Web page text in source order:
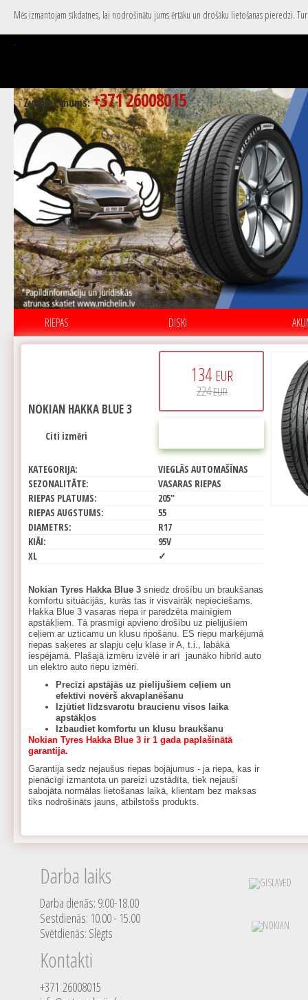
Mēs izmantojam sīkdatnes, lai nodrošinātu jums ērtāku un drošāku lietošanas pieredzi.
Zvaniet mums:+371 26008015
RIEPAS DISKI
134 EUR
224EUR
NOKIAN HAKKA BLUE 3
Citi izmēri
KATEGORIJA:
VIEGLĀS AUTOMAŠĪNAS
SEZONALITĀTE:
VASARAS RIEPAS
RIEPAS PLATUMS:
205"
RIEPAS AUGSTUMS:
55
DIAMETRS:
R17
KIĀI:
95V
XL
✓
Nokian Tyres Hakka Blue 3 sniedz drošību un braukšanas
komfortu situācijās, kurās tas ir visvairāk nepieciešams.
Hakka Blue 3 vasaras riepa ir paredzēta mainīgiem
apstākļiem. Tā prasmīgi apvieno drošību uz pielijušiem
ceļiem ar uzticamu un klusu ripošanu. ES riepu marķējumā
riepas saķeres ar slapju ceļu klase ir A, t.i., labākā
iespējamā. Plašajā izmēru izvēlē ir arī jaunāko hibrīd auto
un elektro auto riepu izmēri.
Precīzi apstājās uz pielijušiem ceļiem un
efektīvi novērš akvaplanēšanu
Izjūtiet līdzsvarotu braucienu visos laika
apstākļos
Izbaudiet komfortu un klusu braukšanu
Nokian Tyres Hakka Blue 3 ir 1 gada paplašinātā
garantija.
Garantija sedz nejaušus riepas bojājumus - ja riepa, kas ir
pienācīgi izmantota un pareizi uzstādīta, tiek nejauši
sabojāta normālas lietošanas laikā, klientam bez maksas
tiks nodrošināts jauns, atbilstošs produkts.
Darba laiks
Darba dienās: 9.00-18.00
Sestdienās: 10.00 - 15.00
Svētdienās: Slēgts
Kontakti
+371 26008015